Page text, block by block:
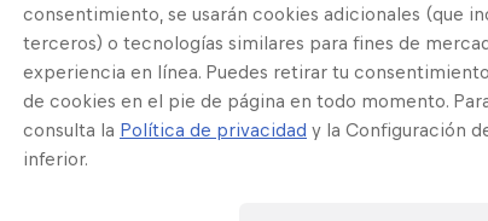
consentimiento, se usarán cookies adicionales (que
terceros) o tecnologías similares para fines de
experiencia en línea. Puedes retirar tu
de cookies en el pie de página en todo momento.
consulta la Política de privacidad y la Configuración
inferior.